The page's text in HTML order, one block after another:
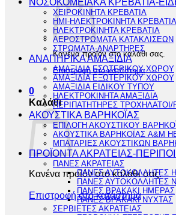
Κανένα προϊόν στο καλάθι σας.
Επιστροφή στο κατάστημα
0
Καλάθι
Κανένα προϊόν στο καλάθι σας.
Επιστροφή στο κατάστημα
ΧΕΙΡΟΚΙΝΗΤΑ ΚΡΕΒΑΤΙΑ
ΗΜΙ-ΗΛΕΚΤΡΟΚΙΝΗΤΑ ΚΡΕΒΑΤΙΑ
ΗΛΕΚΤΡΟΚΙΝΗΤΑ ΚΡΕΒΑΤΙΑ
ΑΕΡΟΣΤΡΩΜΑΤΑ ΚΑΤΑΚΛΙΣΕΩΝ
ΣΤΡΩΜΑΤΑ-ΑΝΑΡΤΗΡΕΣ
ΑΝΑΠΗΡΙΚΑ ΑΜΑΞΙΔΙΑ
ΑΜΑΞΙΔΙΑ ΕΣΩΤΕΡΙΚΟΥ ΧΩΡΟΥ
ΑΜΑΞΙΔΙΑ ΕΞΩΤΕΡΙΚΟΥ ΧΩΡΟΥ
ΑΜΑΞΙΔΙΑ ΕΙΔΙΚΟΥ ΤΥΠΟΥ
ΗΛΕΚΤΡΟΚΙΝΗΤΑ ΑΜΑΞΙΔΙΑ
ΠΕΡΙΠΑΤΗΤΗΡΕΣ ΤΡΟΧΗΛΑΤΟΙ/
ΑΚΟΥΣΤΙΚΑ ΒΑΡΗΚΟΪΑΣ
ΕΠΙΛΟΓΗ ΑΚΟΥΣΤΙΚΟΥ
ΑΚΟΥΣΤΙΚΑ ΒΑΡΗΚΟΪΑΣ A&M
ΜΠΑΤΑΡΙΕΣ ΑΚΟΥΣΤΙΚΩΝ
ΠΡΟΪΟΝΤΑ ΑΚΡΑΤΕΙΑΣ-
ΠΑΝΕΣ ΑΚΡΑΤΕΙΑΣ
ΠΑΝΕΣ ΑΥΤΟΚΟΛΛΗΤΕΣ
ΠΑΝΕΣ ΑΥΤΟΚΟΛΛΗΤΕΣ
ΠΑΝΕΣ ΒΡΑΚΑΚΙ ΗΜΕΡΑΣ
ΠΑΝΕΣ ΒΡΑΚΑΚΙ ΝΥΧΤΑΣ
ΣΕΡΒΙΕΤΕΣ ΑΚΡΑΤΕΙΑΣ